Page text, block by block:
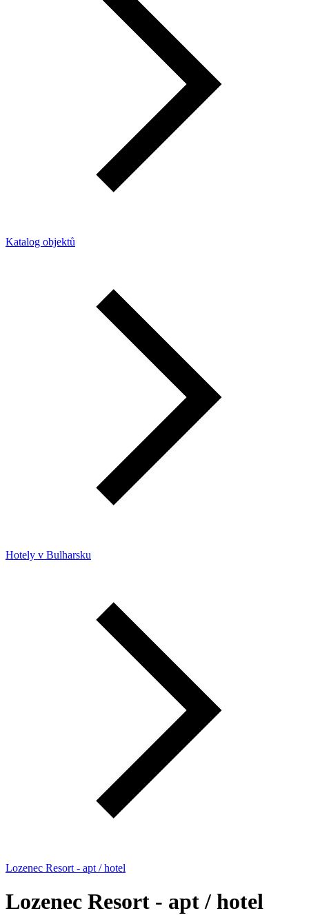
Katalog objektů
Hotely v Bulharsku
Lozenec Resort - apt / hotel
Lozenec Resort - apt / hotel